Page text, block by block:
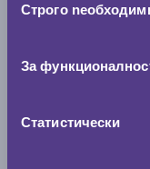
наСтрого
За
Статистически